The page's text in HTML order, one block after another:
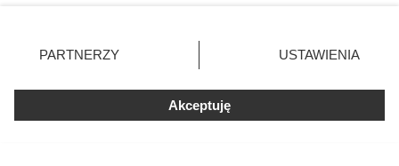
Cennik ścianek działowych z płyt g-k i suchej
zabudowy
Cennik malowania elewacji - materiał i robocizna
zmienić/wycofać klikając przycisk ustawień prywatności
znajdujący się w lewym dolnym rogu strony. Niektóre
użytkownika, ale masz prawo sprzeciwić się takiemu
przetwarzaniu. Preferencje będą miały zastosowania tylko
PARTNERZY USTAWIENIA
Akceptuję